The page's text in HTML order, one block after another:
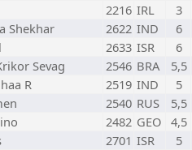
2216 IRL
3
Shekhar 2622 IND
6
2633 ISR
6
Sevag 2546 BRA
5,5
R 2519 IND
5
2540 RUS
5,5
2482 GEO 4,5
2701 ISR
5